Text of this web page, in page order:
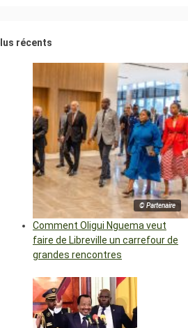
récents
© Partenaire
Comment Oligui Nguema veut
faire de Libreville un carrefour de
grandes rencontres